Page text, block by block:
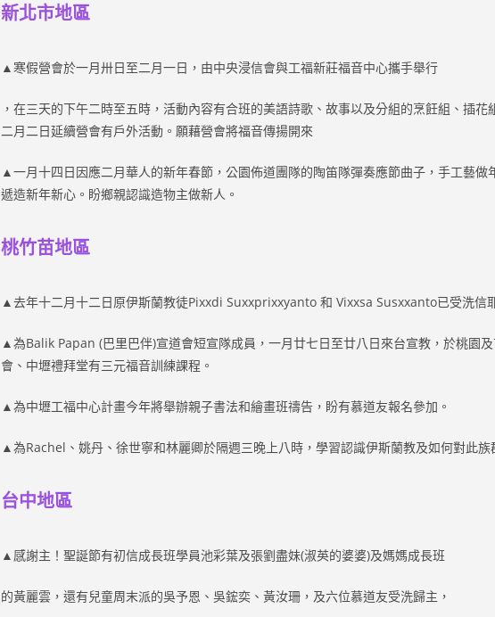
新北市地區
▲寒假營會於一月卅日至二月一日，由中央浸信會與工福新莊福音中心攜手舉行
，在三天的下午二時至五時，活動內容有合班的美語詩歌、故事以及分組的烹飪組、插花
二月二日延續營會有戶外活動。願藉營會將福音傳揚開來
▲一月十四日因應二月華人的新年春節，公園佈道團隊的陶笛隊彈奏應節曲子，手工藝做
遞造新年新心。盼鄉親認識造物主做新人。
桃竹苗地區
▲去年十二月十二日原伊斯蘭教徒Pixxdi Suxxprixxyanto 和 Vixxsa Susxxanto已受洗信
▲為Balik Papan (巴里巴伴)宣道會短宣隊成員，一月廿七日至廿八日來台宣教，於桃園
會、中壢禮拜堂有三元福音訓練課程。
▲為中壢工福中心計畫今年將舉辦親子書法和繪畫班禱告，盼有慕道友報名參加。
▲為Rachel、姚丹、徐世寧和林麗卿於隔週三晚上八時，學習認識伊斯蘭教及如何對此族
台中地區
▲感謝主！聖誕節有初信成長班學員池彩葉及張劉盡妹(淑英的婆婆)及媽媽成長班
的黃麗雲，還有兒童周末派的吳予恩、吳鋐奕、黃汝珊，及六位慕道友受洗歸主，